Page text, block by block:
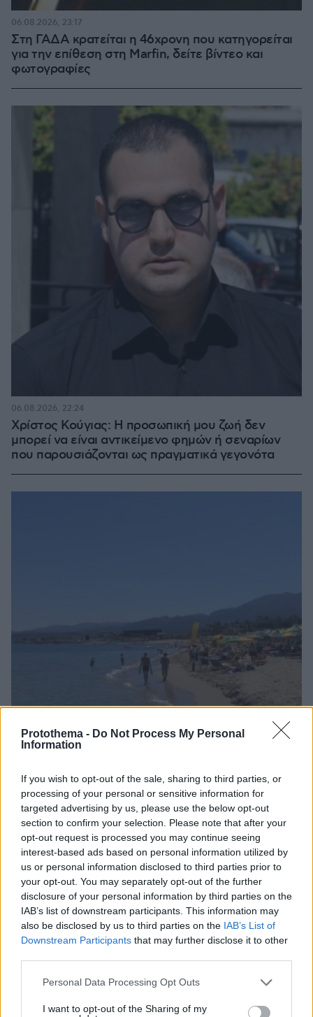
Protothema - Do Not Process My Personal
Information
If you wish to opt-out of the sale, sharing to third parties, or
processing of your personal or sensitive information for
targeted advertising by us, please use the below opt-out
section to confirm your selection. Please note that after your
opt-out request is processed you may continue seeing
interest-based ads based on personal information utilized by
us or personal information disclosed to third parties prior to
your opt-out. You may separately opt-out of the further
disclosure of your personal information by third parties on the
IAB’s list of downstream participants. This information may
also be disclosed by us to third parties on the IAB’s List of
Downstream Participants that may further disclose it to other
Please note that this website/app uses one or more Google
not limited to your visit or usage behaviour. You may click to
Personal Data Processing Opt Outs
I want to opt-out of the Sharing of my
Στη ΓΑΔΑ κρατείται η 46χρονη που κατηγορείται
για την επίθεση στη Marfin, δείτε βίντεο και
φωτογραφίες
06.08.2026, 23:17
Χρίστος Κούγιας: Η προσωπική μου ζωή δεν
μπορεί να είναι αντικείμενο φημών ή σεναρίων
που παρουσιάζονται ως πραγματικά γεγονότα
06.08.2026, 22:24
Πώς έγινε η τραγωδία με την νεκρή μητέρα στα
Μάλια: Βούτηξε για να βοηθήσει τη φίλη της και
πνίγηκε, τα παιδιά φώναζαν για βοήθεια
06.08.2026, 21:23
Γιατί δεν έσωσα το κουτάβι: Ο
ερευνητής που κατέγραφε τη
συμβίωση του μικρού σκυλιού με
αγέλη λύκων εξηγεί γιατί δεν
επενέβη, όταν το είδε άρρωστο
06.08.2026, 19:34 183
Προϊόν εργαστηρίου ή της φύσης ο